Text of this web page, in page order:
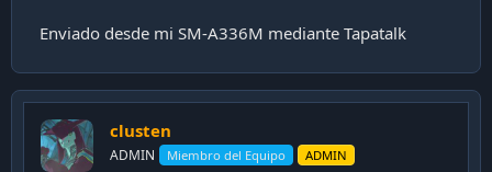
Enviado desde mi SM-A336M mediante Tapatalk
clusten
ADMIN Miembro del Equipo ADMIN